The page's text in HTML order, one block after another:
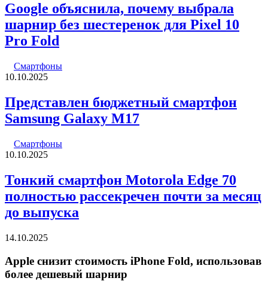
Google объяснила, почему выбрала
шарнир без шестеренок для Pixel 10
Pro Fold
Смартфоны
10.10.2025
Представлен бюджетный смартфон
Samsung Galaxy M17
Смартфоны
10.10.2025
Тонкий смартфон Motorola Edge 70
полностью рассекречен почти за месяц
до выпуска
14.10.2025
Apple снизит стоимость iPhone Fold, использовав
более дешевый шарнир